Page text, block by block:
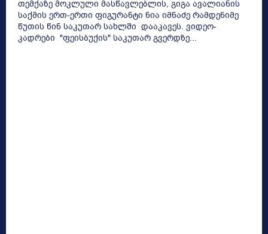
თემქაზე მოკლული მასწავლებლის, გიგა ავალიანის
საქმის ერთ-ერთი ფიგურანტი ნია იმნაძე რამდენიმე
წუთის წინ საკუთარ სახლში დააკავეს. ვიდეო-
კადრები "ფეისბუქის" საკუთარ გვერდზე...